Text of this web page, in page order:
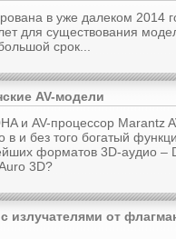
в уже далеком 2014
для существования
срок...
AV-модели
и AV-процессор Marantz
и без того богатый
форматов 3D-аудио –
3D?
излучателями от